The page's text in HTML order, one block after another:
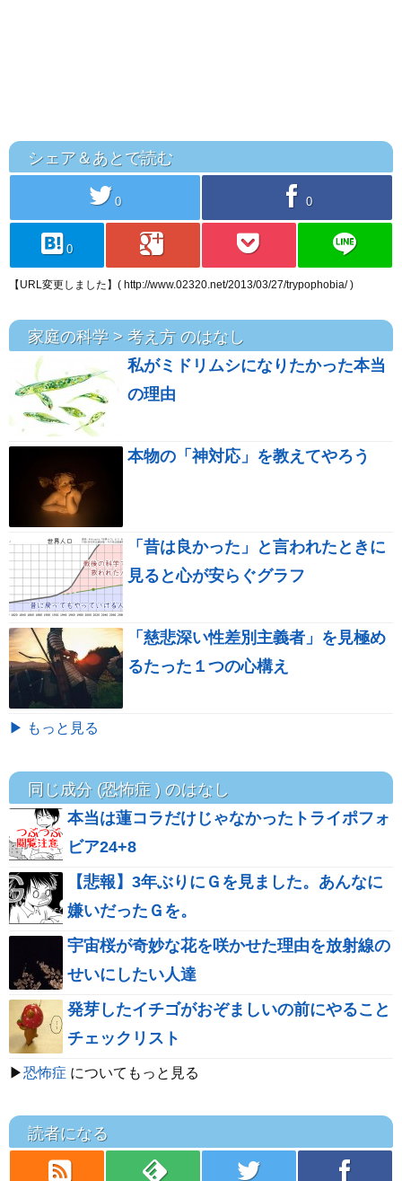
シェア＆あとで読む
twitter 0 facebook 0
hatebu 0 googleplus pocket line
【URL変更しました】( http://www.02320.net/2013/03/27/trypophobia/ )
家庭の科学 > 考え方 のはなし
私がミドリムシになりたかった本当
の理由
本物の「神対応」を教えてやろう
「昔は良かった」と言われたときに
見ると心が安らぐグラフ
「慈悲深い性差別主義者」を見極め
るたった１つの心構え
▶ もっと見る
同じ成分 (恐怖症 ) のはなし
本当は蓮コラだけじゃなかったトライポフォ
ビア24+8
【悲報】3年ぶりにＧを見ました。あんなに
嫌いだったＧを。
宇宙桜が奇妙な花を咲かせた理由を放射線の
せいにしたい人達
発芽したイチゴがおぞましいの前にやること
チェックリスト
▶恐怖症 についてもっと見る
読者になる
rss feedly twitter facebook